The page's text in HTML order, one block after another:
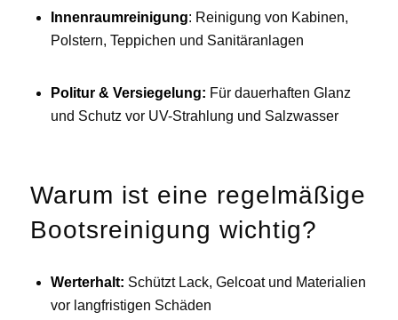
Innenraumreinigung: Reinigung von Kabinen,
Polstern, Teppichen und Sanitäranlagen
Politur & Versiegelung: Für dauerhaften Glanz
und Schutz vor UV-Strahlung und Salzwasser
Warum ist eine regelmäßige
Bootsreinigung wichtig?
Werterhalt: Schützt Lack, Gelcoat und Materialien
vor langfristigen Schäden